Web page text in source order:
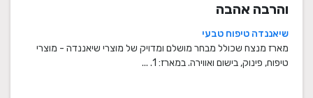
והרבה אהבה
שיאננדה טיפוח טבעי
מארז מנצח שכולל מבחר מושלם ומדויק של מוצרי שיאננדה - מוצרי
טיפוח, פינוק, בישום ואווירה. במארז: 1. ...